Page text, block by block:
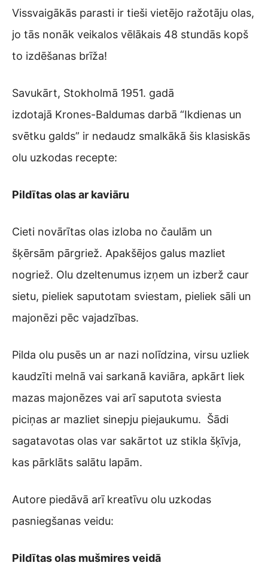
Vissvaigākās parasti ir tieši vietējo ražotāju olas,
jo tās nonāk veikalos vēlākais 48 stundās kopš
to izdēšanas brīža!
Savukārt, Stokholmā 1951. gadā
izdotajā Krones-Baldumas darbā “Ikdienas un
svētku galds” ir nedaudz smalkākā šis klasiskās
olu uzkodas recepte:
Pildītas olas ar kaviāru
Cieti novārītas olas izloba no čaulām un
šķērsām pārgriež. Apakšējos galus mazliet
nogriež. Olu dzeltenumus izņem un izberž caur
sietu, pieliek saputotam sviestam, pieliek sāli un
majonēzi pēc vajadzības.
Pilda olu pusēs un ar nazi nolīdzina, virsu uzliek
kaudzīti melnā vai sarkanā kaviāra, apkārt liek
mazas majonēzes vai arī saputota sviesta
piciņas ar mazliet sinepju piejaukumu. Šādi
sagatavotas olas var sakārtot uz stikla šķīvja,
kas pārklāts salātu lapām.
Autore piedāvā arī kreatīvu olu uzkodas
pasniegšanas veidu:
Pildītas olas mušmires veidā